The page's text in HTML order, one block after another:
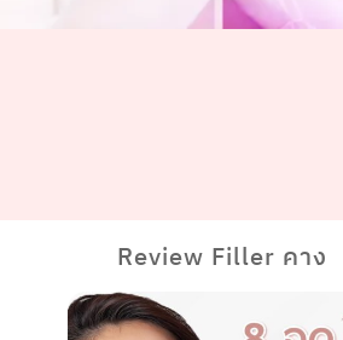
Review Filler คาง